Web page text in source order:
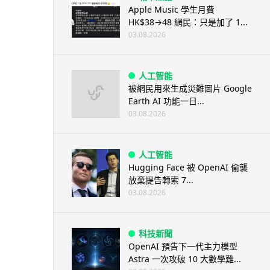
Apple Music 學生月費
HK$38→48 網民：只是加了 1...
03.08.2026
人工智能
被網民用來生成災難圖片 Google
Earth AI 功能一日...
03.08.2026
人工智能
Hugging Face 被 OpenAI 偷襲
放棄提告轉索 7...
03.08.2026
科技新聞
OpenAI 預告下一代主力模型
Astra 一次攻破 10 大數學難...